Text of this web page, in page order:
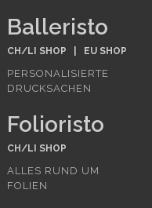
Balleristo
CH/LI SHOP EU SHOP
PERSONALISIERTE
DRUCKSACHEN
Folioristo
CH/LI SHOP
ALLES RUND UM
FOLIEN